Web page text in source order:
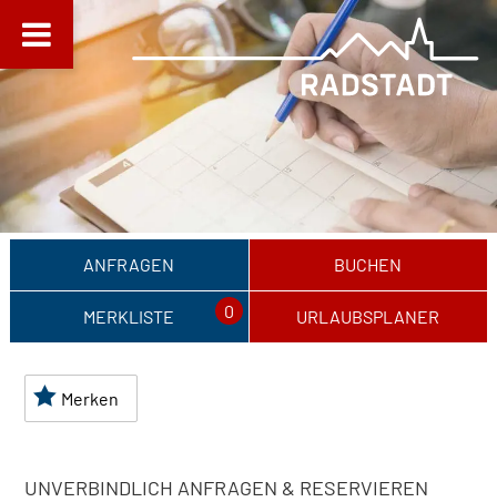
ANFRAGEN BUCHEN
MERKLISTE 0 URLAUBSPLANER
Merken
UNVERBINDLICH ANFRAGEN & RESERVIEREN